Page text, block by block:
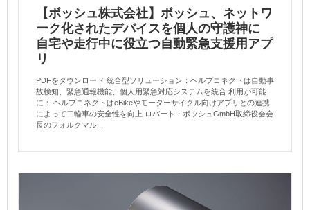
【ボッシュ株式会社】ボッシュ、ネットワ
ーク化されたデバイスを個人の守護神に
自宅や走行中に役立つ自動緊急支援用アプ
リ
PDFをダウンロード 統合型ソリューション：ヘルプコネクトは自動事
故検知、緊急通報機能、個人用緊急対応システムを統合 利用が可能
に： ヘルプコネクトはeBikeやモーターサイクル向けアプリとの連携
によって二輪車の安全性を向上 ロバート・ボッシュGmbH取締役会会
長のフォルクマル...